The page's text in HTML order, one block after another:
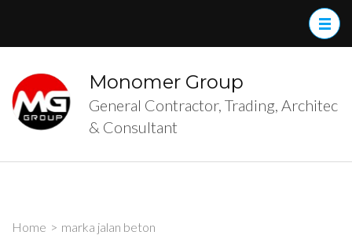
(Press
Enter)
Monomer Group
General Contractor, Trading, Architec
& Consultant
Home > marka jalan beton